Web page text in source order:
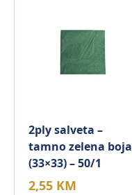
2ply salveta –
tamno zelena boja
(33×33) – 50/1
2,55 KM